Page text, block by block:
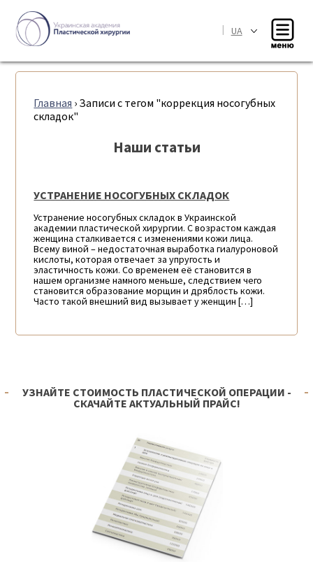
| UA
Главная › Записи с тегом "коррекция носогубных
складок"
Наши статьи
УСТРАНЕНИЕ НОСОГУБНЫХ СКЛАДОК
Устранение носогубных складок в Украинской
академии пластической хирургии. С возрастом каждая
женщина сталкивается с изменениями кожи лица.
Всему виной – недостаточная выработка гиалуроновой
кислоты, которая отвечает за упругость и
эластичность кожи. Со временем её становится в
нашем организме намного меньше, следствием чего
становится образование морщин и дряблость кожи.
Часто такой внешний вид вызывает у женщин […]
УЗНАЙТЕ СТОИМОСТЬ ПЛАСТИЧЕСКОЙ ОПЕРАЦИИ -
СКАЧАЙТЕ АКТУАЛЬНЫЙ ПРАЙС!